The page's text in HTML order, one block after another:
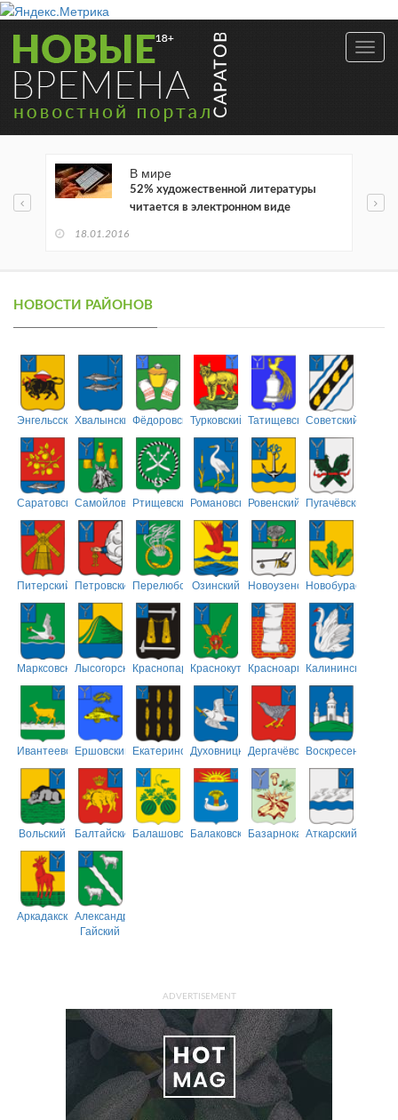
В мире
52% художественной литературы
читается в электронном виде
18.01.2016
НОВОСТИ РАЙОНОВ
ЭнгельсскийХвалынскийФёдоровскийТурковский ТатищевскийСоветский
СаратовскийСамойловскийРтищевскийРомановскийРовенский Пугачёвский
Питерский ПетровскийПерелюбскийОзинский НовоузенскийНовобурасский
МарксовскийЛысогорскийКраснопартизанский
КраснокутскийКрасноармейский
Калининский
ИвантеевскийЕршовский ЕкатериновскийДуховницкийДергачёвскийВоскресенский
Вольский БалтайскийБалашовскийБалаковскийБазарнокарабулакский
Аткарский
АркадакскийАлександрово-
Гайский
ADVERTISEMENT